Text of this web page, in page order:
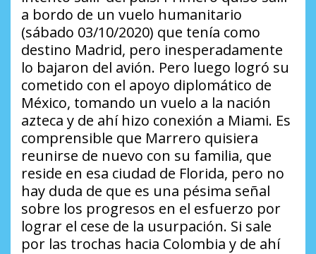
a bordo de un vuelo humanitario
(sábado 03/10/2020) que tenía como
destino Madrid, pero inesperadamente
lo bajaron del avión. Pero luego logró su
cometido con el apoyo diplomático de
México, tomando un vuelo a la nación
azteca y de ahí hizo conexión a Miami. Es
comprensible que Marrero quisiera
reunirse de nuevo con su familia, que
reside en esa ciudad de Florida, pero no
hay duda de que es una pésima señal
sobre los progresos en el esfuerzo por
lograr el cese de la usurpación. Si sale
por las trochas hacia Colombia y de ahí